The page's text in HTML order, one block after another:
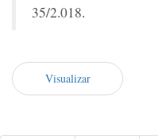
35/2.018.
Visualizar